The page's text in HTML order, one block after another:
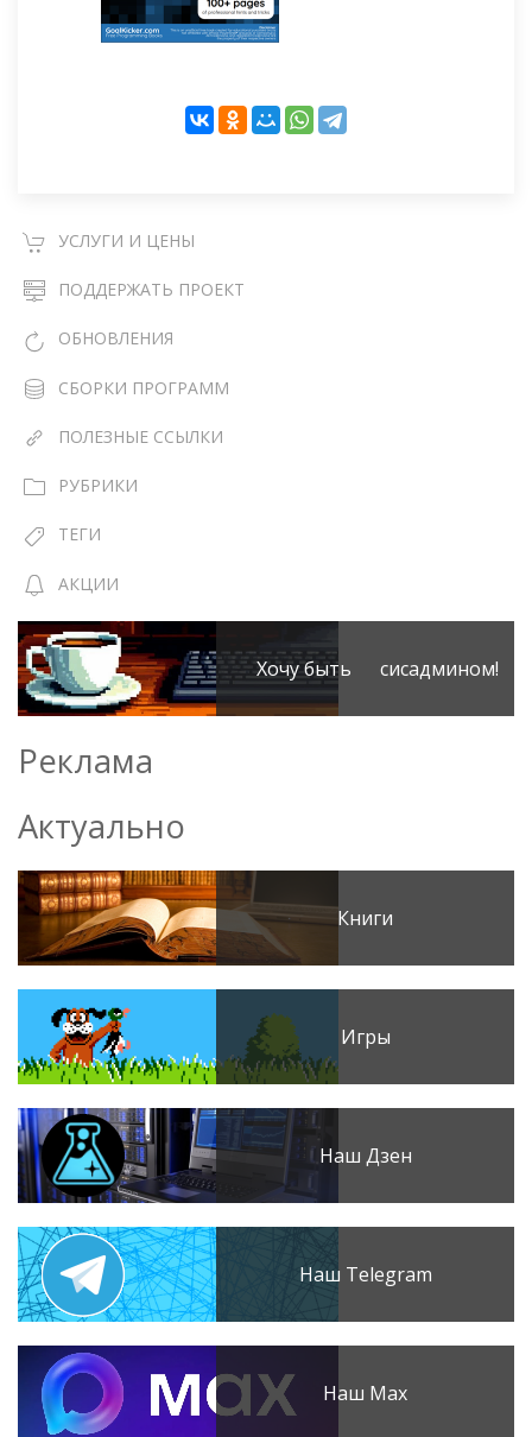
УСЛУГИ И ЦЕНЫ
ПОДДЕРЖАТЬ ПРОЕКТ
ОБНОВЛЕНИЯ
СБОРКИ ПРОГРАММ
ПОЛЕЗНЫЕ ССЫЛКИ
РУБРИКИ
ТЕГИ
АКЦИИ
Хочу быть сисадмином!
Реклама
Актуально
Книги
Игры
Наш Дзен
Наш Telegram
Наш Max